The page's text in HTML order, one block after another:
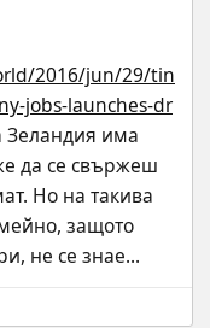
2016/jun/29/tin
jobs-launches-dr
Зеландия има
да се свържеш
Но на такива
защото
не се знае...